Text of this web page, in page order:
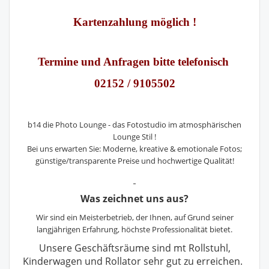
Kartenzahlung möglich !
Termine und Anfragen bitte telefonisch
02152 / 9105502
b14 die Photo Lounge - das Fotostudio im atmosphärischen
Lounge Stil !
Bei uns erwarten Sie: Moderne, kreative & emotionale Fotos;
günstige/transparente Preise und hochwertige Qualität!
Was zeichnet uns aus?
Wir sind ein Meisterbetrieb, der Ihnen, auf Grund seiner
langjährigen Erfahrung, höchste Professionalität bietet.
Unsere Geschäftsräume sind mt Rollstuhl,
Kinderwagen und Rollator sehr gut zu erreichen.